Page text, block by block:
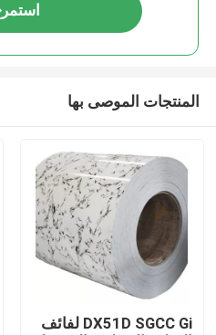
استمر
المنتجات الموصى بها
DX51D SGCC Gi لفائف